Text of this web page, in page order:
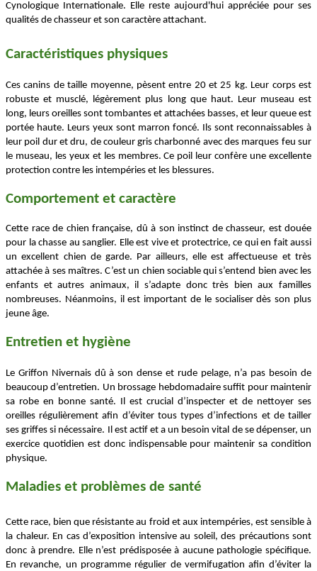
Cynologique Internationale. Elle reste aujourd'hui appréciée pour ses
qualités de chasseur et son caractère attachant.
Caractéristiques physiques
Ces canins de taille moyenne, pèsent entre 20 et 25 kg. Leur corps est
robuste et musclé, légèrement plus long que haut. Leur museau est
long, leurs oreilles sont tombantes et attachées basses, et leur queue est
portée haute. Leurs yeux sont marron foncé. Ils sont reconnaissables à
leur poil dur et dru, de couleur gris charbonné avec des marques feu sur
le museau, les yeux et les membres. Ce poil leur confère une excellente
protection contre les intempéries et les blessures.
Comportement et caractère
Cette race de chien française, dû à son instinct de chasseur, est douée
pour la chasse au sanglier. Elle est vive et protectrice, ce qui en fait aussi
un excellent chien de garde. Par ailleurs, elle est affectueuse et très
attachée à ses maîtres. C’est un chien sociable qui s’entend bien avec les
enfants et autres animaux, il s’adapte donc très bien aux familles
nombreuses. Néanmoins, il est important de le socialiser dès son plus
jeune âge.
Entretien et hygiène
Le Griffon Nivernais dû à son dense et rude pelage, n’a pas besoin de
beaucoup d’entretien. Un brossage hebdomadaire suffit pour maintenir
sa robe en bonne santé. Il est crucial d’inspecter et de nettoyer ses
oreilles régulièrement afin d’éviter tous types d’infections et de tailler
ses griffes si nécessaire. Il est actif et a un besoin vital de se dépenser, un
exercice quotidien est donc indispensable pour maintenir sa condition
physique.
Maladies et problèmes de santé
Cette race, bien que résistante au froid et aux intempéries, est sensible à
la chaleur. En cas d’exposition intensive au soleil, des précautions sont
donc à prendre. Elle n’est prédisposée à aucune pathologie spécifique.
En revanche, un programme régulier de vermifugation afin d’éviter la